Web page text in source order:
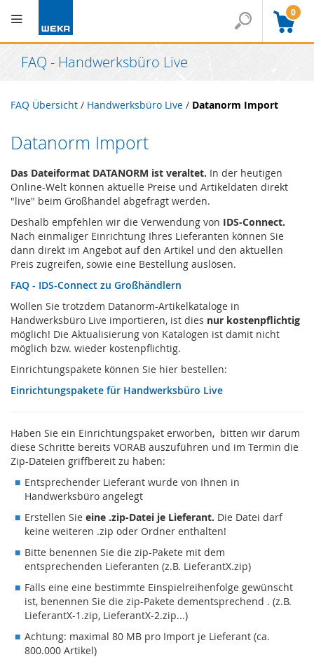
0
FAQ - Handwerksbüro Live
FAQ Übersicht / Handwerksbüro Live / Datanorm Import
Datanorm Import
Das Dateiformat DATANORM ist veraltet. In der heutigen
Online-Welt können aktuelle Preise und Artikeldaten direkt
"live" beim Großhandel abgefragt werden.
Deshalb empfehlen wir die Verwendung von IDS-Connect.
Nach einmaliger Einrichtung Ihres Lieferanten können Sie
dann direkt im Angebot auf den Artikel und den aktuellen
Preis zugreifen, sowie eine Bestellung auslösen.
FAQ - IDS-Connect zu Großhändlern
Wollen Sie trotzdem Datanorm-Artikelkataloge in
Handwerksbüro Live importieren, ist dies nur kostenpflichtig
möglich! Die Aktualisierung von Katalogen ist damit nicht
möglich bzw. wieder kostenpflichtig.
Einrichtungspakete können Sie hier bestellen:
Einrichtungspakete für Handwerksbüro Live
Haben Sie ein Einrichtungspaket erworben, bitten wir darum
diese Schritte bereits VORAB auszuführen und im Termin die
Zip-Dateien griffbereit zu haben:
Entsprechender Lieferant wurde von Ihnen in
Handwerksbüro angelegt
Erstellen Sie eine .zip-Datei je Lieferant. Die Datei darf
keine weiteren .zip oder Ordner enthalten!
Bitte benennen Sie die zip-Pakete mit dem
entsprechenden Lieferanten (z.B. LieferantX.zip)
Falls eine eine bestimmte Einspielreihenfolge gewünscht
ist, benennen Sie die zip-Pakete dementsprechend . (z.B.
LieferantX-1.zip, LieferantX-2.zip...)
Achtung: maximal 80 MB pro Import je Lieferant (ca.
800.000 Artikel)